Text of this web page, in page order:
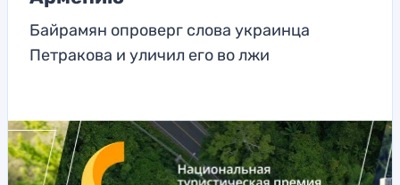
Байрамян опроверг слова украинца
Петракова и уличил его во лжи